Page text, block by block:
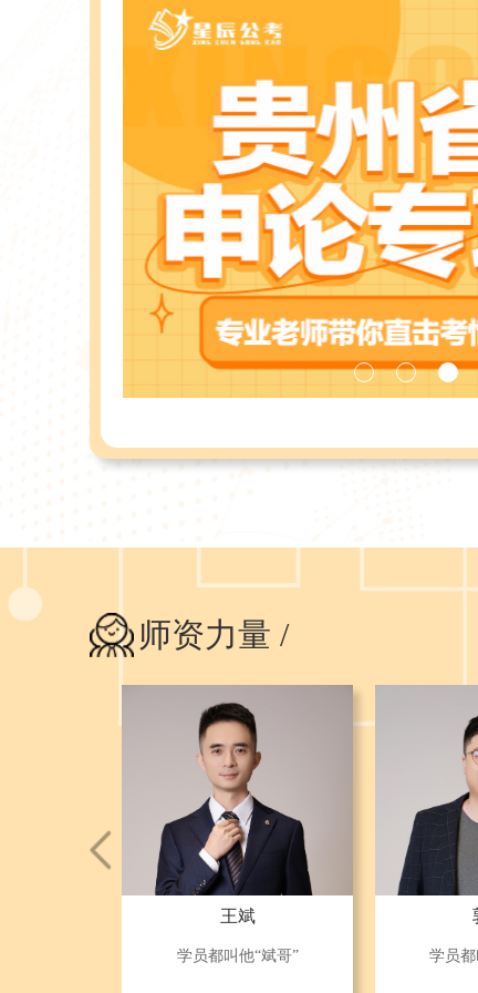
师资力量 /
王斌
学员都叫他“斌哥” 学员都